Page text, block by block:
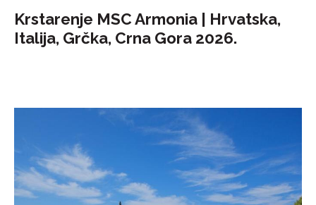
Krstarenje MSC Armonia | Hrvatska,
Italija, Grčka, Crna Gora 2026.